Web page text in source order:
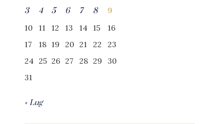
3
4 5 6 7 8
9
10
11 12 13 14 15
16
17
18 19 20 21 22
23
24 25 26 27 28 29
30
31
« Lug